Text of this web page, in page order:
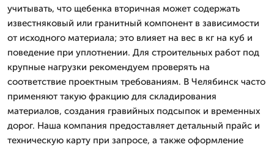
учитывать, что щебенка вторичная может содержать
известняковый или гранитный компонент в зависимости
от исходного материала; это влияет на вес в кг на куб и
поведение при уплотнении. Для строительных работ под
крупные нагрузки рекомендуем проверять на
соответствие проектным требованиям. В Челябинск часто
применяют такую фракцию для складирования
материалов, создания гравийных подсыпок и временных
дорог. Наша компания предоставляет детальный прайс и
техническую карту при запросе, а также оформление